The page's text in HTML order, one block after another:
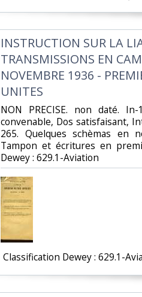
‎INSTRUCTION SUR LA
TRANSMISSIONS EN
NOVEMBRE 1936 -
UNITES‎
‎NON PRECISE. non daté.
convenable, Dos satisfaisant,
265. Quelques schèmas
Tampon et écritures en
Dewey : 629.1-Aviation‎
Classification Dewey : 629.1-